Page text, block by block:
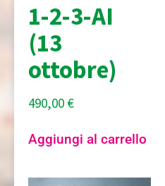
1-2-3-AI
(13
ottobre)
490,00€
Aggiungi al carrello